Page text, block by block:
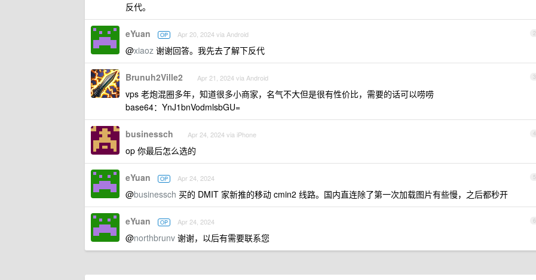
反代。
2
eYuan OP Apr 20, 2024 via Android
@xiaoz 谢谢回答。我先去了解下反代
3
Brunuh2Ville2 Apr 21, 2024 via Android
vps 老炮混圈多年，知道很多小商家，名气不大但是很有性价比，需要的话可以唠唠
base64：YnJ1bnVodmlsbGU=
4
businessch Apr 24, 2024 via iPhone
op 你最后怎么选的
5
eYuan OP Apr 24, 2024
@businessch 买的 DMIT 家新推的移动 cmin2 线路。国内直连除了第一次加载图片有些慢，之后都秒开
6
eYuan OP Apr 24, 2024
@northbrunv 谢谢，以后有需要联系您